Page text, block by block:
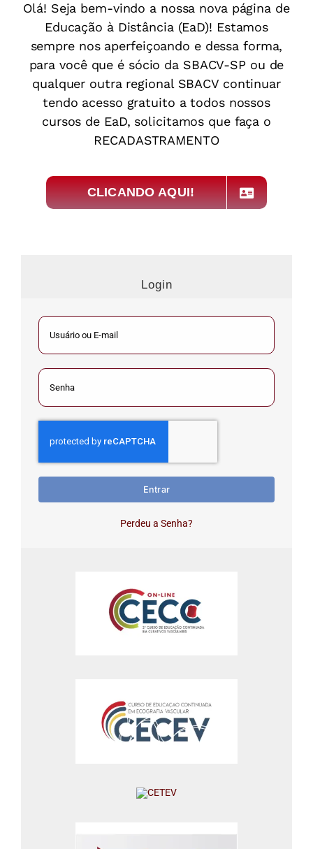
Olá! Seja bem-vindo a nossa nova página de
Educação à Distância (EaD)! Estamos
sempre nos aperfeiçoando e dessa forma,
para você que é sócio da SBACV-SP ou de
qualquer outra regional SBACV continuar
tendo acesso gratuito a todos nossos
cursos de EaD, solicitamos que faça o
RECADASTRAMENTO
CLICANDO AQUI!
Login
Entrar
Perdeu a Senha?